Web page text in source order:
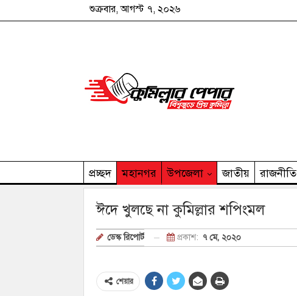
শুক্রবার, আগস্ট ৭, ২০২৬
প্রচ্ছদ মহানগর উপজেলা জাতীয় রাজনীতি
ঈদে খুলছে না কুমিল্লার শপিংমল
ডেস্ক রিপোর্ট প্রকাশ: ৭ মে, ২০২০
শেয়ার